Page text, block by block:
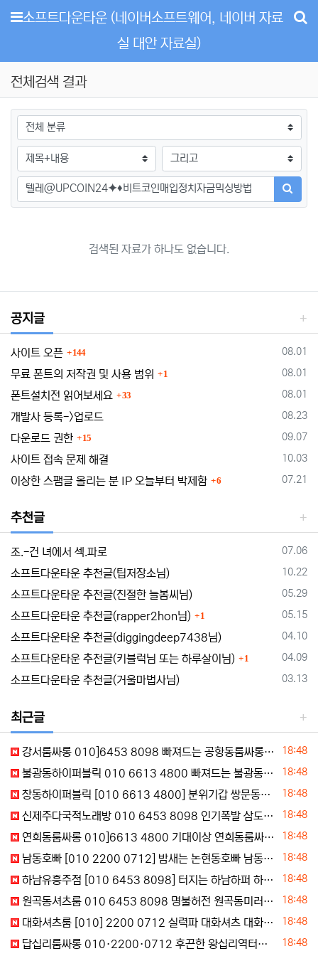
메뉴
소프트다운타운 (네이버소프트웨어, 네이버 자료
실 대안 자료실)
전체검색 결과
그룹
검색조건 검색방법
검색어
검색하
검색된 자료가 하나도 없습니다.
공지글
등록일
08.01
사이트 오픈 144
등록일
08.01
무료 폰트의 저작권 및 사용 범위 1
등록일
08.01
폰트설치전 읽어보세요 33
등록일
08.23
개발사 등록->업로드
등록일
09.07
다운로드 권한 15
등록일
10.03
사이트 접속 문제 해결
등록일
07.21
이상한 스팸글 올리는 분 IP 오늘부터 박제함 6
추천글
등록일
07.06
조.-건 녀에서 섹.파로
등록일
10.22
소프트다운타운 추천글(팁저장소님)
등록일
05.29
소프트다운타운 추천글(친절한 늘봄씨님)
등록일
05.15
소프트다운타운 추천글(rapper2hon님) 1
등록일
04.10
소프트다운타운 추천글(diggingdeep7438님)
등록일
04.09
소프트다운타운 추천글(키블럭님 또는 하루살이님) 1
등록일
03.13
소프트다운타운 추천글(거울마법사님)
최근글
등록일
18:48
강서룸싸롱 010]6453 8098 빠져드는 공항동룸싸롱 가양동룸싸롱 실장문의
등록일
18:48
불광동하이퍼블릭 010 6613 4800 빠져드는 불광동하퍼 불광동텐프로 초이스예약
등록일
18:48
창동하이퍼블릭 [010 6613 4800] 분위기갑 쌍문동하이퍼블릭 도봉구하이퍼블릭 방문상담
등록일
18:48
신제주다국적노래방 010 6453 8098 인기폭발 삼도이동다국적노래방 도남동러시아노래방 초이스
등록일
18:48
연희동룸싸롱 010]6613 4800 기대이상 연희동룸싸롱 연희동룸싸롱 연희동룸싸롱 텔레문의
등록일
18:48
남동호빠 [010 2200 0712] 밤새는 논현동호빠 남동구정빠 초이스예약
등록일
18:48
하남유흥주점 [010 6453 8098] 터지는 하남하퍼 하남쩜오 친절문의
등록일
18:48
원곡동셔츠룸 010 6453 8098 명불허전 원곡동미러룸 원곡동터치룸 지금문의
등록일
18:48
대화셔츠룸 [010] 2200 0712 실력파 대화셔츠 대화동미러룸
등록일
18:48
답십리룸싸롱 010·2200·0712 후끈한 왕십리역터치룸 답십리동룸빵